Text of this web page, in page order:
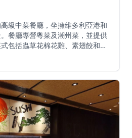
級中菜餐廳，坐擁維多利亞港和
餐廳專營粵菜及潮州菜，並提供
包括蟲草花棉花雞、素翅餃和蟹
外）。憑藉無與倫比的海港景觀
場合和高級餐飲的理想選擇。